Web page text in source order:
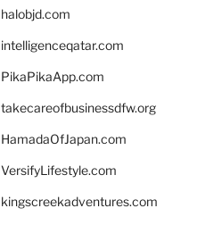
halobjd.com
intelligenceqatar.com
PikaPikaApp.com
takecareofbusinessdfw.org
HamadaOfJapan.com
VersifyLifestyle.com
kingscreekadventures.com